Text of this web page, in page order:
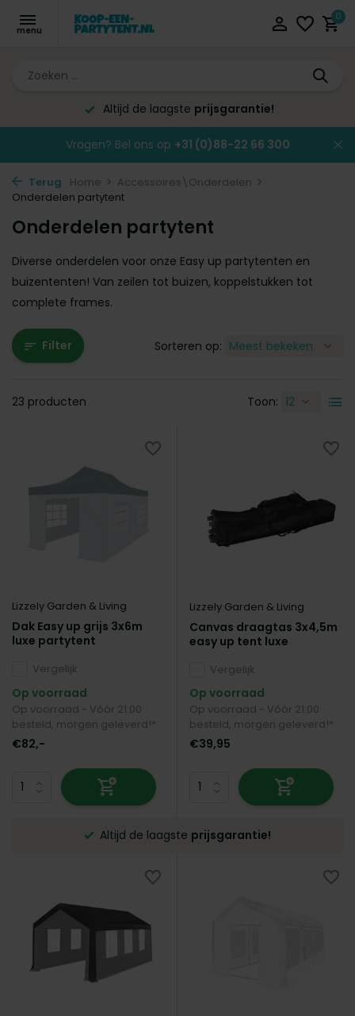
0
Altijd de laagste prijsgarantie!
Vragen? Bel ons op +31 (0)88-22 66 300
Terug Home
Accessoires\Onderdelen
Onderdelen partytent
Onderdelen partytent
Diverse onderdelen voor onze Easy up partytenten en
buizententen! Van zeilen tot buizen, koppelstukken tot
complete frames.
Filter
23 producten Toon:
Sorteren op:
Lizzely Garden & Living
Dak Easy up grijs 3x6m
luxe partytent
Vergelijk
Op voorraad
Op voorraad - Vóór 21:00
besteld, morgen geleverd!*
€82,-
Lizzely Garden & Living
Canvas draagtas 3x4,5m
easy up tent luxe
Vergelijk
Op voorraad
Op voorraad - Vóór 21:00
besteld, morgen geleverd!*
€39,95
Altijd de laagste prijsgarantie!